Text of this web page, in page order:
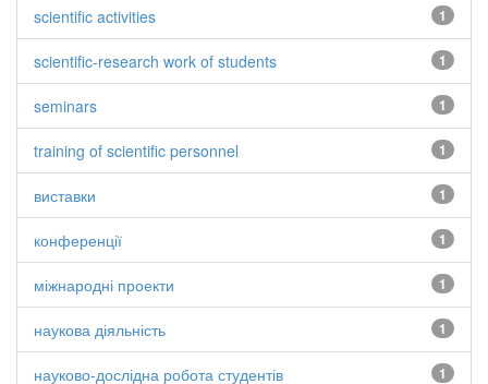
1
scientific activities
1
scientific-research work of students
1
seminars
1
training of scientific personnel
1
виставки
1
конференції
1
міжнародні проекти
1
наукова діяльність
1
науково-дослідна робота студентів